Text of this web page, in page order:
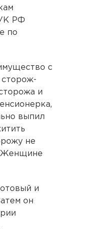
УК РФ
по
с
сторож-
и
выпил
не
Женщине
и
он